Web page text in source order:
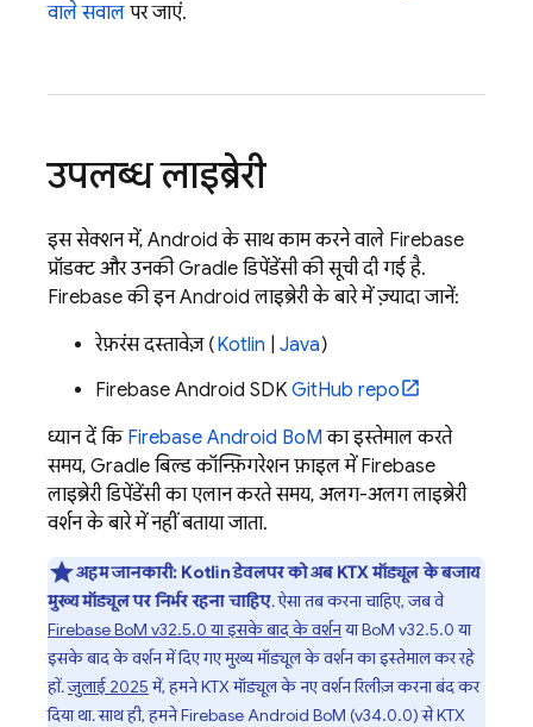
वाले सवाल पर जाएं.
उपलब्ध लाइब्रेरी
इस सेक्शन में, Android के साथ काम करने वाले Firebase
प्रॉडक्ट और उनकी Gradle डिपेंडेंसी की सूची दी गई है.
Firebase की इन Android लाइब्रेरी के बारे में ज़्यादा जानें:
रेफ़रंस दस्तावेज़ (Kotlin Java)
Firebase Android SDK GitHub repo
ध्यान दें कि Firebase Android BoM का इस्तेमाल करते
समय, Gradle बिल्ड कॉन्फ़िगरेशन फ़ाइल में Firebase
लाइब्रेरी डिपेंडेंसी का एलान करते समय, अलग-अलग लाइब्रेरी
वर्शन के बारे में नहीं बताया जाता.
अहम जानकारी: Kotlin डेवलपर को अब KTX मॉड्यूल के बजाय
मुख्य मॉड्यूल पर निर्भर रहना चाहिए. ऐसा तब करना चाहिए, जब वे
Firebase BoM v32.5.0 या इसके बाद के वर्शनयाBoM v32.5.0 या
इसके बाद के वर्शन में दिए गए मुख्य मॉड्यूल के वर्शन का इस्तेमाल कर रहे
हों.जुलाई 2025में, हमने KTX मॉड्यूल के नए वर्शन रिलीज़ करना बंद कर
दिया था. साथ ही, हमनेFirebase Android BoM (v34.0.0) से KTX